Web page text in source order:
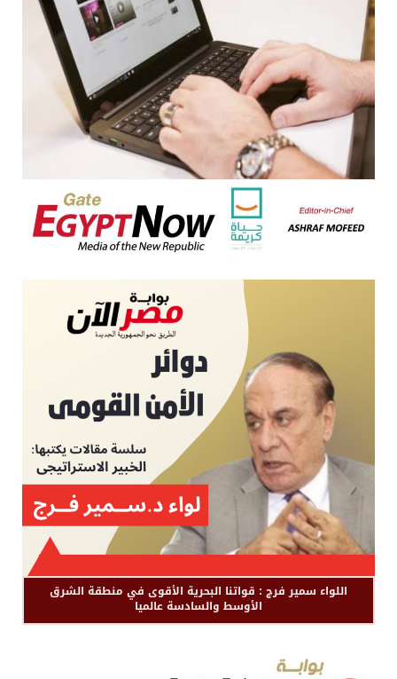
اللواء سمير فرج : قواتنا البحرية الأقوى في منطقة الشرق
الأوسط والسادسة عالميا